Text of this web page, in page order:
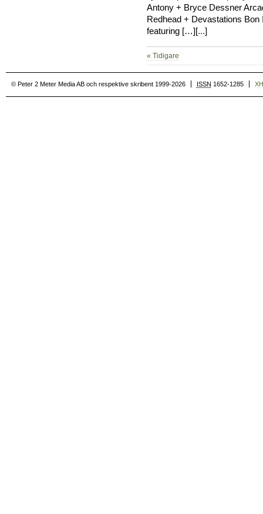
Antony + Bryce Dessner
Redhead + Devastations
featuring […][...]
« Tidigare
© Peter 2 Meter Media AB och respektive skribent 1999-2026 ISSN 1652-1285